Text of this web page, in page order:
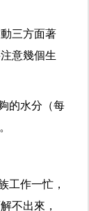
三方面著
意幾個生
的水分（每
工作一忙，
不出來，